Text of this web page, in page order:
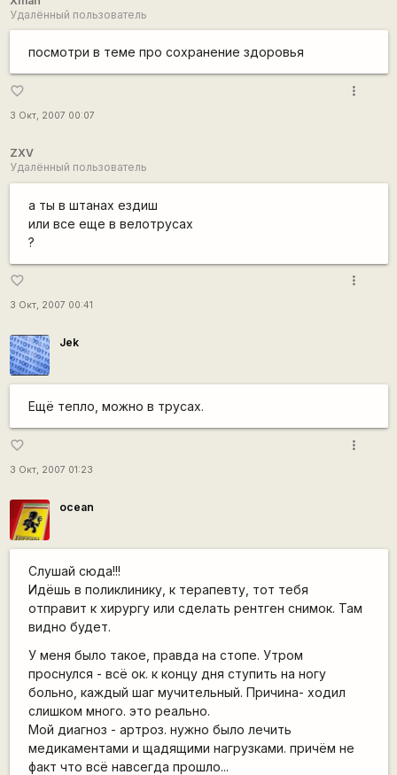
Удалённый пользователь
посмотри в теме про сохранение здоровья
favorite_border
3 Окт, 2007 00:07
more_vert
ZXV
Удалённый пользователь
а ты в штанах ездиш
или все еще в велотрусах
?
favorite_border
3 Окт, 2007 00:41
more_vert
Jek
Ещё тепло, можно в трусах.
favorite_border
3 Окт, 2007 01:23
more_vert
ocean
Слушай сюда!!!
Идёшь в поликлинику, к терапевту, тот тебя
отправит к хирургу или сделать рентген снимок. Там
видно будет.
У меня было такое, правда на стопе. Утром
проснулся - всё ок. к концу дня ступить на ногу
больно, каждый шаг мучительный. Причина- ходил
слишком много. это реально.
Мой диагноз - артроз. нужно было лечить
медикаментами и щадящими нагрузками. причём не
факт что всё навсегда прошло...